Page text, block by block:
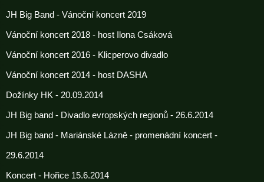
JH Big Band - Vánoční koncert 2019
Vánoční koncert 2018 - host Ilona Csáková
Vánoční koncert 2016 - Klicperovo divadlo
Vánoční koncert 2014 - host DASHA
Dožínky HK - 20.09.2014
JH Big band - Divadlo evropských regionů - 26.6.2014
JH Big band - Mariánské Lázně - promenádní koncert -
29.6.2014
Koncert - Hořice 15.6.2014